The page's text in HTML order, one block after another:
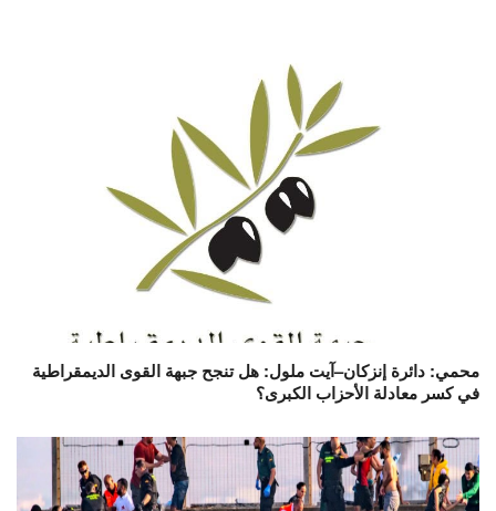
محمي: دائرة إنزكان–آيت ملول: هل تنجح جبهة القوى الديمقراطية
في كسر معادلة الأحزاب الكبرى؟